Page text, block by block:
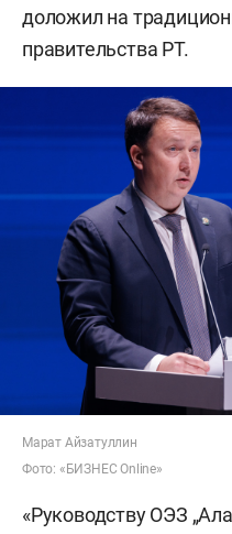
доложил на
правительства РТ.
Марат Айзатуллин
Фото: «БИЗНЕС Online»
«Руководству ОЭЗ